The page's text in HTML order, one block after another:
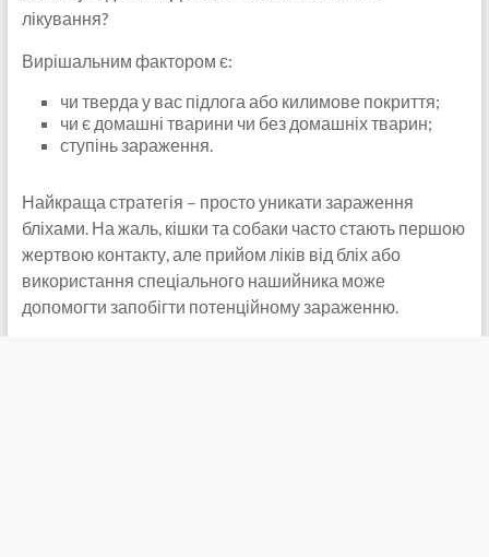
лікування?
Вирішальним фактором є:
чи тверда у вас підлога або килимове покриття;
чи є домашні тварини чи без домашніх тварин;
ступінь зараження.
Найкраща стратегія – просто уникати зараження
бліхами. На жаль, кішки та собаки часто стають першою
жертвою контакту, але прийом ліків від бліх або
використання спеціального нашийника може
допомогти запобігти потенційному зараженню.